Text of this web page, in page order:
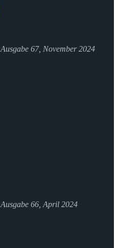
Ausgabe 67, November 2024
Ausgabe 66, April 2024